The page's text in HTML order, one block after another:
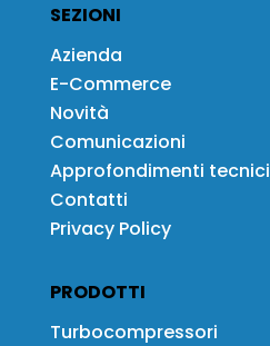
SEZIONI
Azienda
E-Commerce
Novità
Comunicazioni
Approfondimenti tecnici
Contatti
Privacy Policy
PRODOTTI
Turbocompressori